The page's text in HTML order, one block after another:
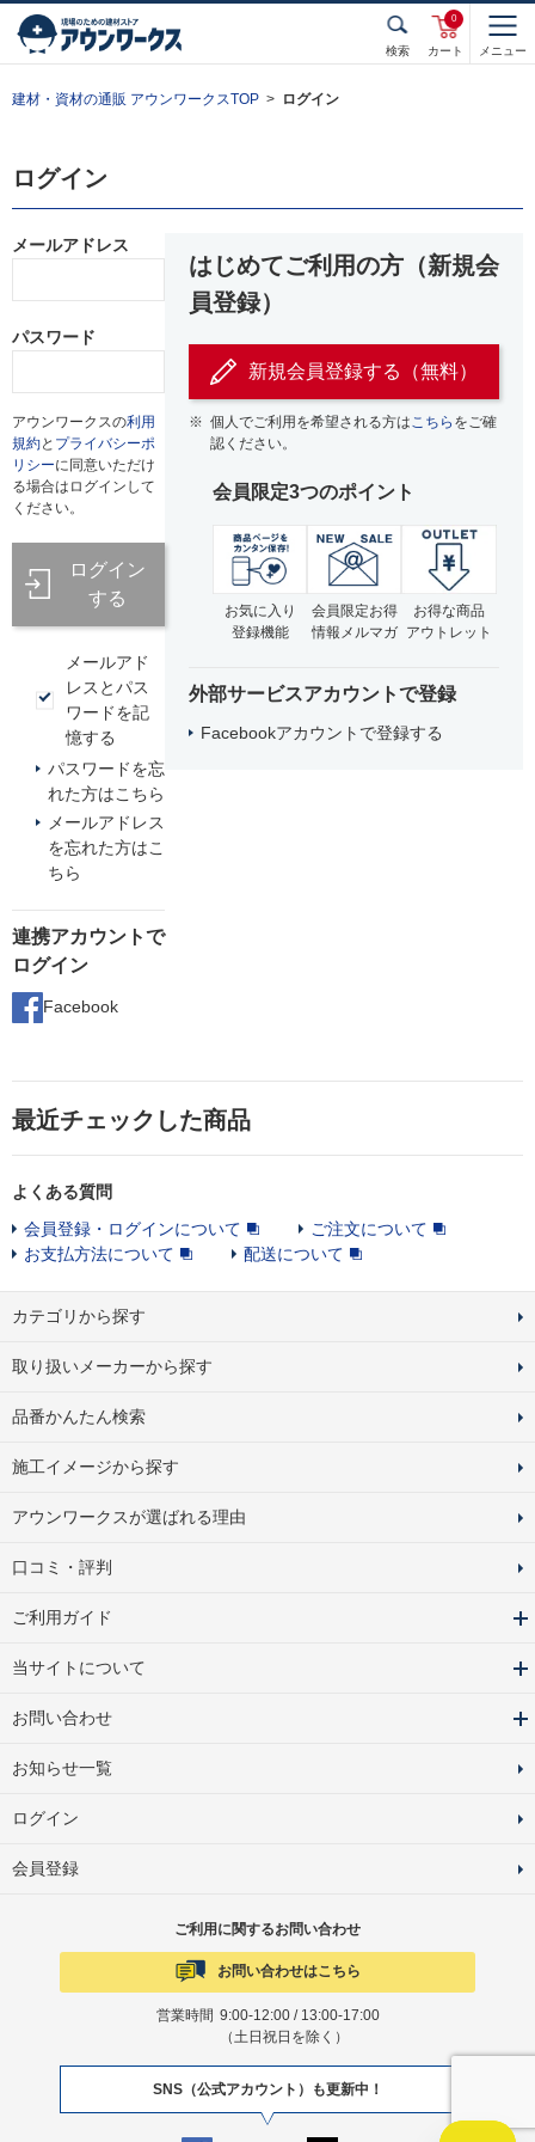
検索 カート
0
メニュー
建材・資材の通販 アウンワークスTOP ログイン
ログイン
メールアドレス
パスワード
アウンワークスの利用
規約と プライバシーポ
リシーに同意いただけ
る場合はログインして
ください。
ログイン
する
メールアド
レスとパス
ワードを記
憶する
パスワードを忘
れた方はこちら
メールアドレス
を忘れた方はこ
ちら
連携アカウントで
ログイン
Facebook
はじめてご利用の方（新規会
員登録）
新規会員登録する（無料）
※ 個人でご利用を希望される方はこちら をご確
認ください。
会員限定3つのポイント
お気に入り
登録機能
会員限定お得
情報メルマガ
お得な商品
アウトレット
外部サービスアカウントで登録
Facebookアカウントで登録する
最近チェックした商品
よくある質問
会員登録・ログインについて
ご注文について
お支払方法について
配送について
カテゴリから探す
取り扱いメーカーから探す
品番かんたん検索
施工イメージから探す
アウンワークスが選ばれる理由
口コミ・評判
ご利用ガイド
当サイトについて
お問い合わせ
お知らせ一覧
ログイン
会員登録
ご利用に関するお問い合わせ
お問い合わせはこちら
営業時間 9:00-12:00 / 13:00-17:00
（土日祝日を除く）
SNS（公式アカウント）も更新中！